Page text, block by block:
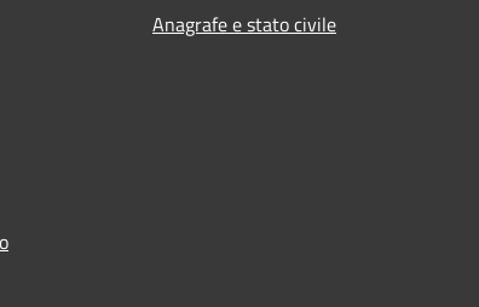
Anagrafe e stato civile